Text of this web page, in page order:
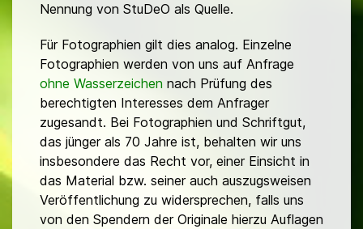
Nennung von StuDeO als Quelle.
Für Fotographien gilt dies analog. Einzelne
Fotographien werden von uns auf Anfrage
ohne Wasserzeichen nach Prüfung des
berechtigten Interesses dem Anfrager
zugesandt. Bei Fotographien und Schriftgut,
das jünger als 70 Jahre ist, behalten wir uns
insbesondere das Recht vor, einer Einsicht in
das Material bzw. seiner auch auszugsweisen
Veröffentlichung zu widersprechen, falls uns
von den Spendern der Originale hierzu Auflagen